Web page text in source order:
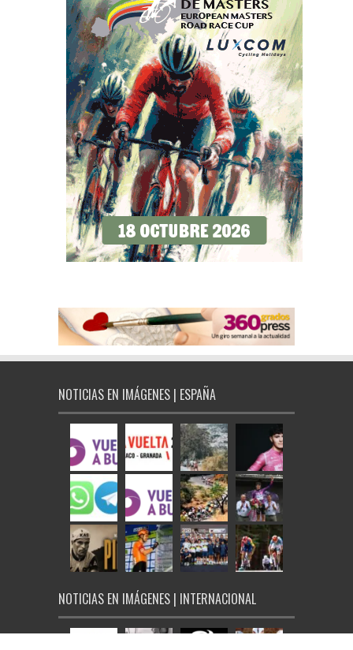
NOTICIAS EN IMÁGENES | ESPAÑA
NOTICIAS EN IMÁGENES | INTERNACIONAL